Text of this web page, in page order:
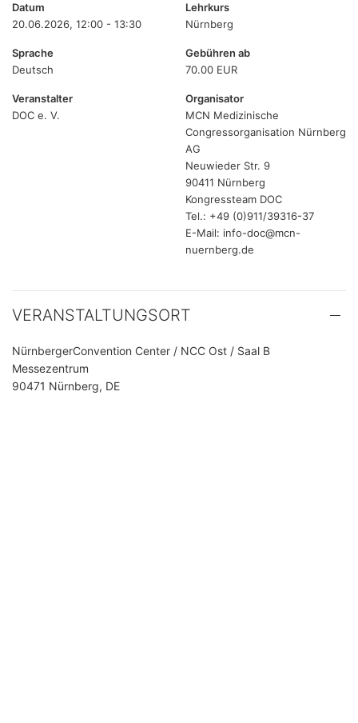
Datum
20.06.2026, 12:00 - 13:30
Lehrkurs
Nürnberg
Sprache
Deutsch
Gebühren ab
70.00 EUR
Veranstalter
DOC e. V.
Organisator
MCN Medizinische
Congressorganisation Nürnberg
AG
Neuwieder Str. 9
90411 Nürnberg
Kongressteam DOC
Tel.: +49 (0)911/39316-37
E-Mail: info-doc@mcn-
nuernberg.de
VERANSTALTUNGSORT
NürnbergerConvention Center / NCC Ost / Saal B
Messezentrum
90471 Nürnberg, DE